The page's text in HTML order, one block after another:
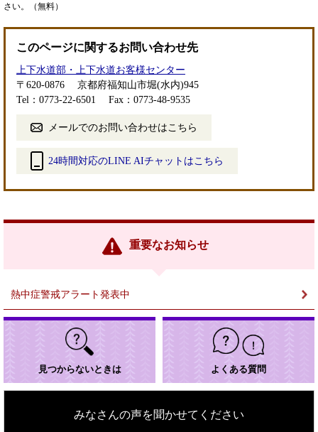
さい。（無料）
このページに関するお問い合わせ先
上下水道部・上下水道お客様センター
〒620-0876
京都府福知山市堀(水内)945
Tel：0773-22-6501
Fax：0773-48-9535
メールでのお問い合わせはこちら
24時間対応のLINE AIチャットはこちら
リ
重要なお知らせ
熱中症警戒アラート発表中
見つからないときは よくある質問
みなさんの声を聞かせてください